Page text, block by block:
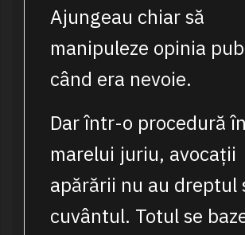
Ajungeau chiar să
manipuleze opinia
când era nevoie.
Dar într-o procedură
marelui juriu, avocații
apărării nu au dreptul
cuvântul. Totul se